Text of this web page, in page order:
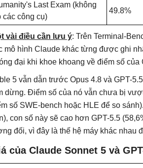
Last Exam (không
các công cụ)
49.8%
vài điều cần lưu ý: Trên Terminal-
mô hình Claude khác từng được ghi
đại khi khoe khoang về điểm số của
5 vẫn dẫn trước Opus 4.8 và GPT-
dừng. Điểm số của nó vẫn chưa bị
số SWE-bench hoặc HLE để so
con số này sẽ cao hơn GPT-5.5
đối, vì đây là thế hệ máy khác nhau
của Claude Sonnet 5 và